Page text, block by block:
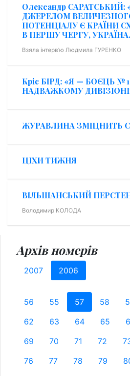
Олександр САРАТСЬКИЙ:
ДЖЕРЕЛОМ
ПОТЕНЦІАЛУ Є КРАЇНИ
В ПЕРШУ ЧЕРГУ,
Взяла інтерв’ю Людмила ГУРЕНКО
Кріс БІРД: «Я — БОЄЦЬ №
НАДВАЖКОМУ
ЖУРАВЛИНА ЗМІЦНИТЬ
ЦІХИ ТИЖНЯ
ВІЛЬШАНСЬКИЙ
Володимир КОЛОДА
Архів номерів
2007 2006
56 55 57 58
62
63 64 65
69
70 71 72
76
77 78 79